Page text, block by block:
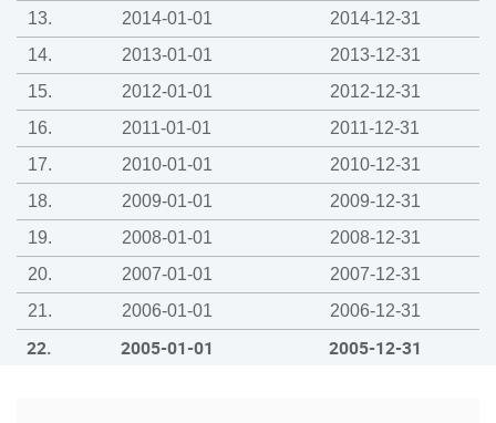
13.
2014-01-01
2014-12-31
14.
2013-01-01
2013-12-31
15.
2012-01-01
2012-12-31
16.
2011-01-01
2011-12-31
17.
2010-01-01
2010-12-31
18.
2009-01-01
2009-12-31
19.
2008-01-01
2008-12-31
20.
2007-01-01
2007-12-31
21.
2006-01-01 2006-12-31
22. 2005-01-01 2005-12-31